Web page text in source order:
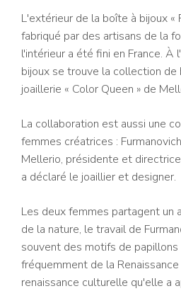
L'extérieur de la boîte à bijoux «
fabriqué par des artisans de la
l'intérieur a été fini en France. À
bijoux se trouve la collection de
joaillerie « Color Queen » de
La collaboration est aussi une
femmes créatrices :
Mellerio, présidente et
a déclaré le joaillier et designer.
Les deux femmes partagent un
de la nature, le travail de
souvent des motifs de
fréquemment de la
renaissance culturelle qu'elle a